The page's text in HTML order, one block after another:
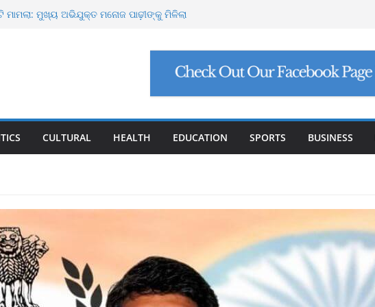
ଠକେଇ, ମୁଖ୍ୟ ପ୍ରଶାସକଙ୍କ ଦସ୍ତଖତ ଜାଲ୍
ପେଟ୍ରୋଲ, ସୁପ୍ରିମକୋର୍ଟଙ୍କ ବଡ଼ ନିର୍ଦ୍ଦେଶ
୮ ଗ୍ରାମ ସୁନା-ଶାଢ଼ୀ, ଏଆଇ ପ୍ରଶିକ୍ଷଣ ପାଇଁ ୫
CULTURAL HEALTH EDUCATION SPORTS BUSINESS